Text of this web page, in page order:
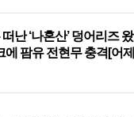
난 ‘나혼산’ 덩어리즈 왔
에 팜유 전현무 충격[어제